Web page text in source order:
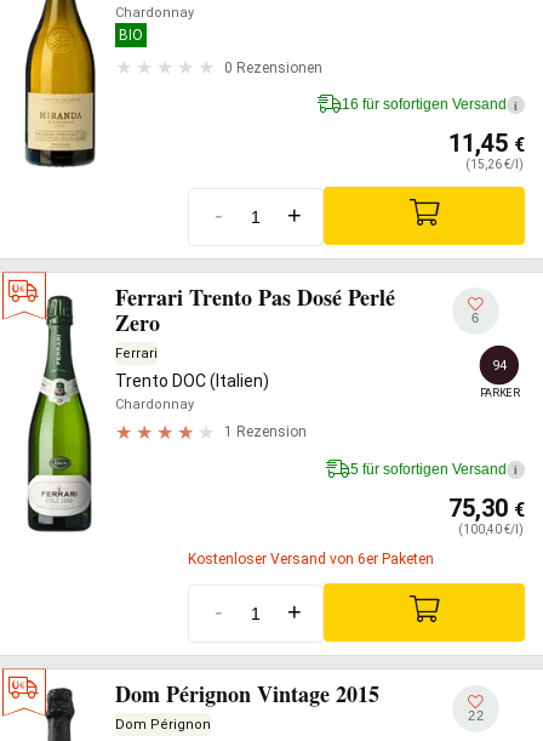
Chardonnay
BIO
0 Rezensionen
16 für sofortigen Versand i
11,45 €
(15,26 €/l)
- +
Ferrari Trento Pas Dosé Perlé
Zero
Ferrari
Trento DOC (Italien)
Chardonnay
1 Rezension
6
94
PARKER
5 für sofortigen Versand i
75,30 €
(100,40 €/l)
Kostenloser Versand von 6er Paketen
- +
Dom Pérignon Vintage 2015
Dom Pérignon
22